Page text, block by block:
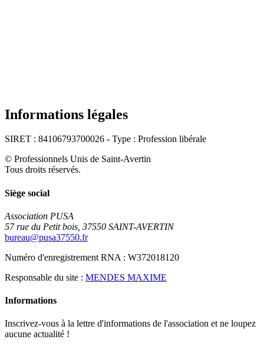
Informations légales
SIRET : 84106793700026 - Type : Profession libérale
© Professionnels Unis de Saint-Avertin
Tous droits réservés.
Siège social
Association PUSA
57 rue du Petit bois, 37550 SAINT-AVERTIN
bureau@pusa37550.fr
Numéro d'enregistrement RNA : W372018120
Responsable du site : MENDES MAXIME
Informations
Inscrivez-vous à la lettre d'informations de l'association et ne loupez
aucune actualité !